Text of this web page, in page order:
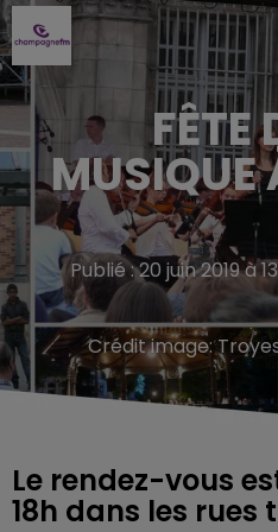
FÊTE
MUSIQUE
Publié : 20 juin 2019 à
Crédit image:
Le rendez-vous
18h dans les rues